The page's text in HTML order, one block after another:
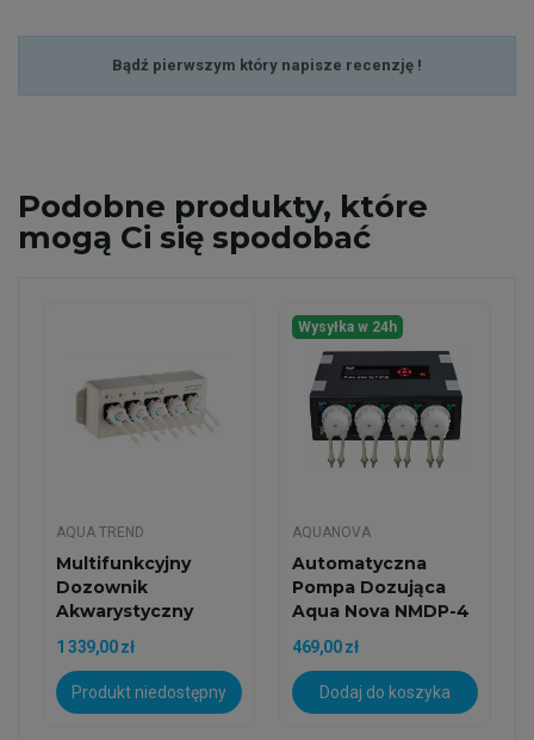
Bądź pierwszym który napisze recenzję !
Podobne produkty, które
mogą Ci się spodobać
AQUA TREND
Multifunkcyjny
Dozownik
Akwarystyczny
Aqua-Trend
DoserX...
1 339,00 zł
Produkt niedostępny
Wysyłka w 24h
AQUANOVA
Automatyczna
Pompa Dozująca
Aqua Nova NMDP-4
(Dozownik...
469,00 zł
Dodaj do koszyka